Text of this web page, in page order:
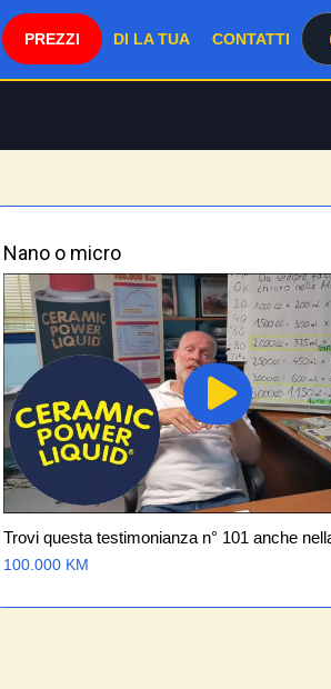
SHOP DI LA TUA CONTATTI
Nano o micro
Trovi questa testimonianza n° 101 anche
100.000 KM